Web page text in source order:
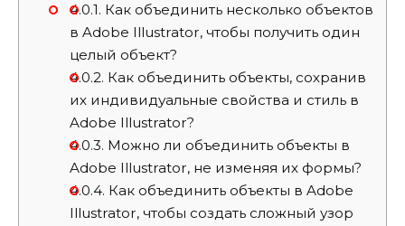
4.0.1. Как объединить несколько объектов
в Adobe Illustrator, чтобы получить один
целый объект?
4.0.2. Как объединить объекты, сохранив
их индивидуальные свойства и стиль в
Adobe Illustrator?
4.0.3. Можно ли объединить объекты в
Adobe Illustrator, не изменяя их формы?
4.0.4. Как объединить объекты в Adobe
Illustrator, чтобы создать сложный узор